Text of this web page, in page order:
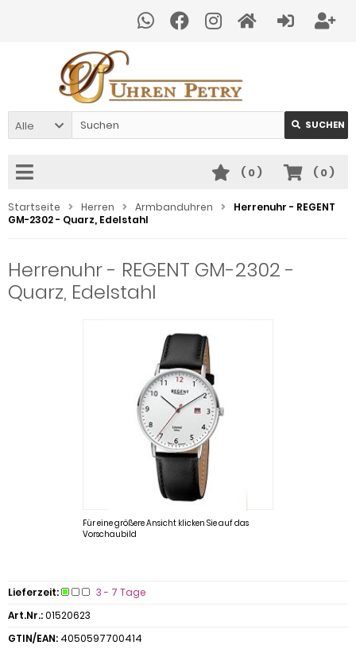
Alle SUCHEN
( 0)
( 0)
Startseite Herren Armbanduhren
Herrenuhr - REGENT
GM-2302 - Quarz, Edelstahl
Herrenuhr - REGENT GM-2302 -
Quarz, Edelstahl
Für eine größere Ansicht klicken Sie auf das
Vorschaubild
Lieferzeit:
3 - 7 Tage
Art.Nr.:01520623
GTIN/EAN: 4050597700414